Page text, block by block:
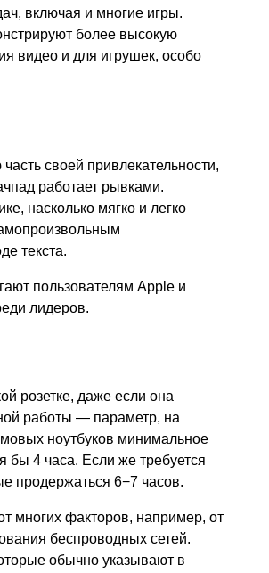
включая и многие игры.
более высокую
видео и для игрушек, особо
своей привлекательности,
работает рывками.
насколько мягко и легко
текста.
пользователям Apple и
лидеров.
розетке, даже если она
работы — параметр, на
ноутбуков минимальное
бы 4 часа. Если же требуется
продержаться 6−7 часов.
многих факторов, например, от
беспроводных сетей.
обычно указывают в